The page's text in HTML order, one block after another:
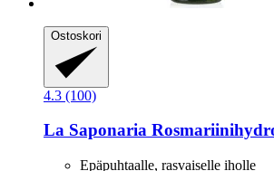
Ostoskori
4.3 (100)
La Saponaria
Epäpuhtaalle, rasvaiselle iholle